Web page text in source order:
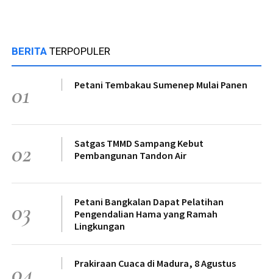
BERITA TERPOPULER
01 Petani Tembakau Sumenep Mulai Panen
02
Satgas TMMD Sampang Kebut
Pembangunan Tandon Air
03
Petani Bangkalan Dapat Pelatihan
Pengendalian Hama yang Ramah
Lingkungan
Prakiraan Cuaca di Madura, 8 Agustus